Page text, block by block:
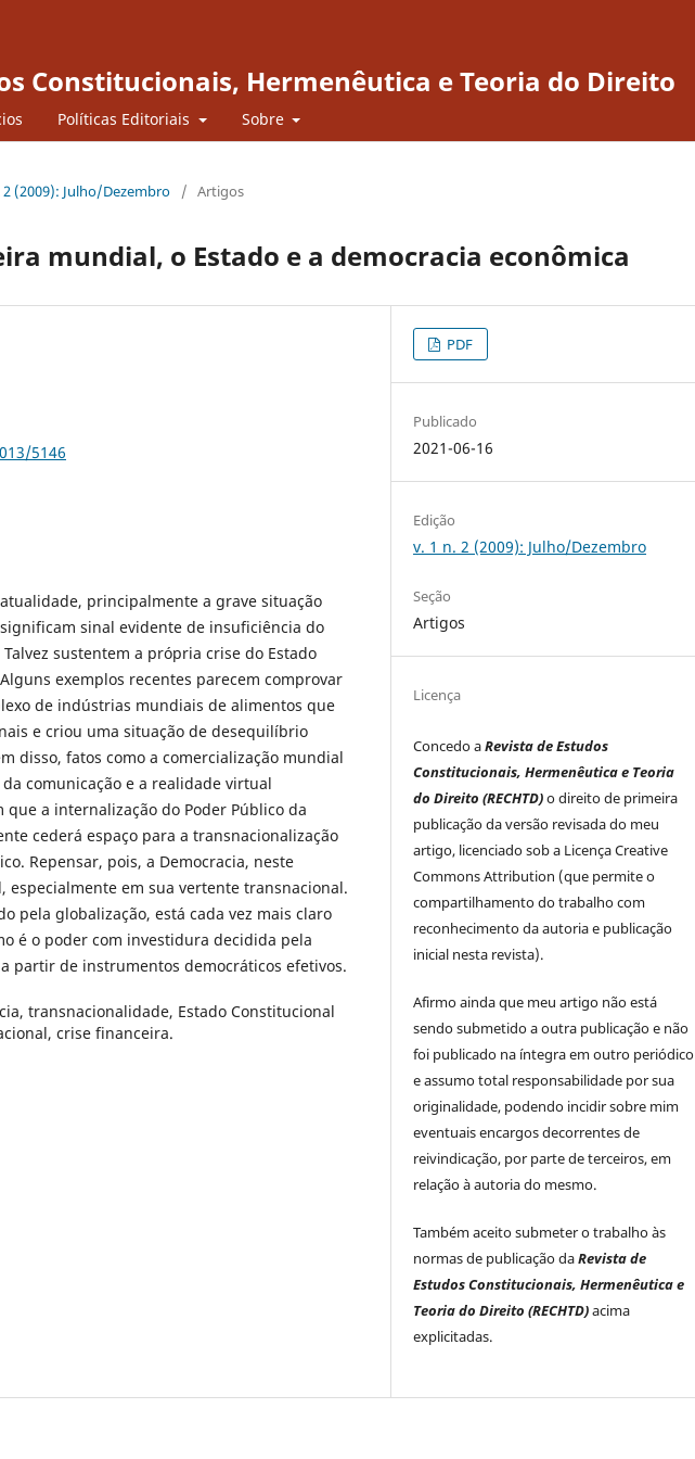
Constitucionais, Hermenêutica e Teoria do Direito
Políticas Editoriais Sobre
2 (2009): Julho/Dezembro / Artigos
mundial, o Estado e a democracia econômica
5146
principalmente a grave situação
sinal evidente de insuficiência do
sustentem a própria crise do Estado
exemplos recentes parecem comprovar
de indústrias mundiais de alimentos que
e criou uma situação de desequilíbrio
disso, fatos como a comercialização mundial
comunicação e a realidade virtual
a internalização do Poder Público da
cederá espaço para a transnacionalização
Repensar, pois, a Democracia, neste
especialmente em sua vertente transnacional.
pela globalização, está cada vez mais claro
é o poder com investidura decidida pela
partir de instrumentos democráticos efetivos.
transnacionalidade, Estado Constitucional
crise financeira.
PDF
Publicado
2021-06-16
Edição
v. 1 n. 2 (2009): Julho/Dezembro
Seção
Artigos
Licença
Concedo aRevista de Estudos
Constitucionais, Hermenêutica e Teoria
do Direito (RECHTD)o direito de primeira
publicação da versão revisada do meu
artigo, licenciado sob a Licença Creative
Commons Attribution (que permite o
compartilhamento do trabalho com
reconhecimento da autoria e publicação
inicial nesta revista).
Afirmo ainda que meu artigo não está
sendo submetido a outra publicação e não
foi publicado na íntegra em outro periódico
e assumo total responsabilidade por sua
originalidade, podendo incidir sobre mim
eventuais encargos decorrentes de
reivindicação, por parte de terceiros, em
relação à autoria do mesmo.
Também aceito submeter o trabalho às
normas de publicação daRevista de
Estudos Constitucionais, Hermenêutica e
Teoria do Direito (RECHTD)acima
explicitadas.